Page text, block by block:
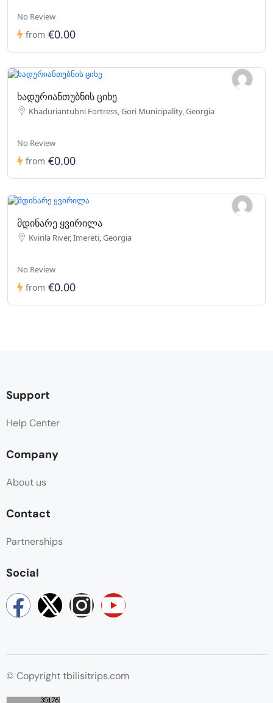
No Review
from €0.00
ხადურიანთუბნის ციხე
Khaduriantubni Fortress, Gori Municipality, Georgia
No Review
from €0.00
მდინარე ყვირილა
Kvirila River, Imereti, Georgia
No Review
from €0.00
Support
Help Center
Company
About us
Contact
Partnerships
Social
© Copyright tbilisitrips.com